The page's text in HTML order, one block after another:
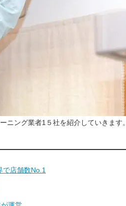
ニング業者1５社を紹介していきます。
店舗数No.1